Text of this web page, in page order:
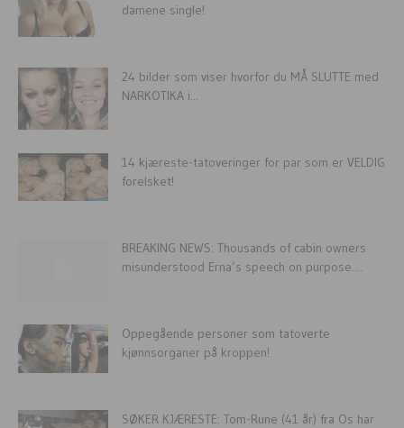
damene single!
24 bilder som viser hvorfor du MÅ SLUTTE med
NARKOTIKA i...
14 kjæreste-tatoveringer for par som er VELDIG
forelsket!
BREAKING NEWS: Thousands of cabin owners
misunderstood Erna’s speech on purpose....
Oppegående personer som tatoverte
kjønnsorganer på kroppen!
SØKER KJÆRESTE: Tom-Rune (41 år) fra Os har